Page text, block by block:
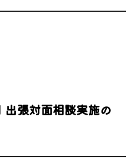
出張対面相談実施の